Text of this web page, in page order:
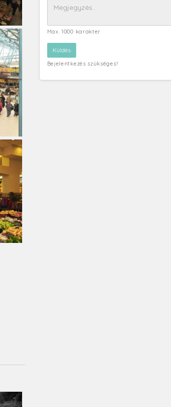
Max. 1000 karakter
Bejelentkezés szükséges!